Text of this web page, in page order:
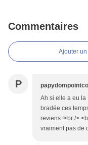
Commentaires
Ajouter
P
Ah si elle a eu la
bradée ces
reviens !<br />
vraiment pas de